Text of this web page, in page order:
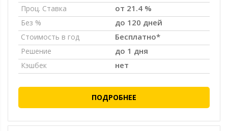
Проц. Ставка от 21.4 %
Без % до 120 дней
Стоимость в год Бесплатно*
Решение до 1 дня
Кэшбек нет
ПОДРОБНЕЕ